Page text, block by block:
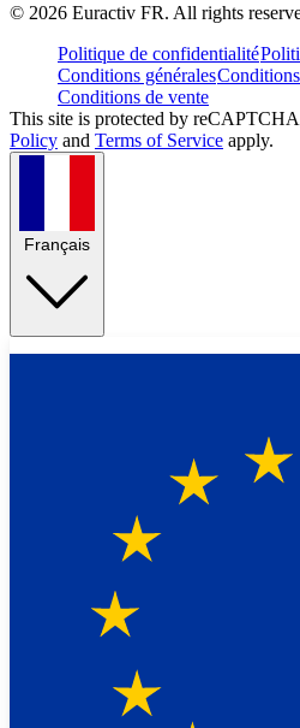
© 2026 Euractiv FR. All rights
Politique de confidentialité
Conditions générales
Conditions de vente
This site is protected by
Policy and Terms of Service apply.
Français